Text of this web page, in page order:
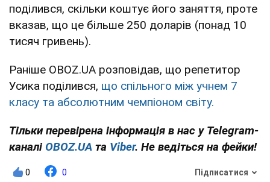
поділився, скільки коштує його заняття, проте
вказав, що це більше 250 доларів (понад 10
тисяч гривень).
Раніше OBOZ.UA розповідав, що репетитор
Усика поділився, що спільного між учнем 7
класу та абсолютним чемпіоном світу.
Тільки перевірена інформація в нас у Telegram-
каналі OBOZ.UA та Viber. Не ведіться на фейки!
0 0 Підписатися